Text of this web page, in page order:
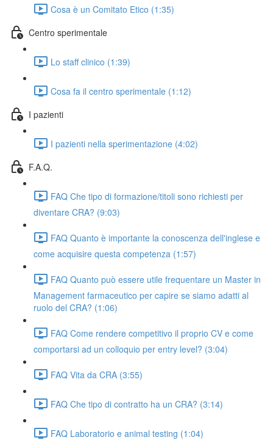
Cosa è un Comitato Etico (1:35)
Centro sperimentale
Lo staff clinico (1:39)
Cosa fa il centro sperimentale (1:12)
I pazienti
I pazienti nella sperimentazione (4:02)
F.A.Q.
FAQ Che tipo di formazione/titoli sono richiesti per
diventare CRA? (9:03)
FAQ Quanto è importante la conoscenza dell'inglese e
come acquisire questa competenza (1:57)
FAQ Quanto può essere utile frequentare un Master in
Management farmaceutico per capire se siamo adatti al
ruolo del CRA? (1:06)
FAQ Come rendere competitivo il proprio CV e come
comportarsi ad un colloquio per entry level? (3:04)
FAQ Vita da CRA (3:55)
FAQ Che tipo di contratto ha un CRA? (3:14)
FAQ Laboratorio e animal testing (1:04)